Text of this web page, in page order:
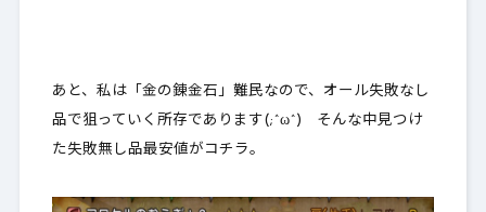
あと、私は「金の錬金石」難民なので、オール失敗なし
品で狙っていく所存であります(;^ω^) そんな中見つけ
た失敗無し品最安値がコチラ。